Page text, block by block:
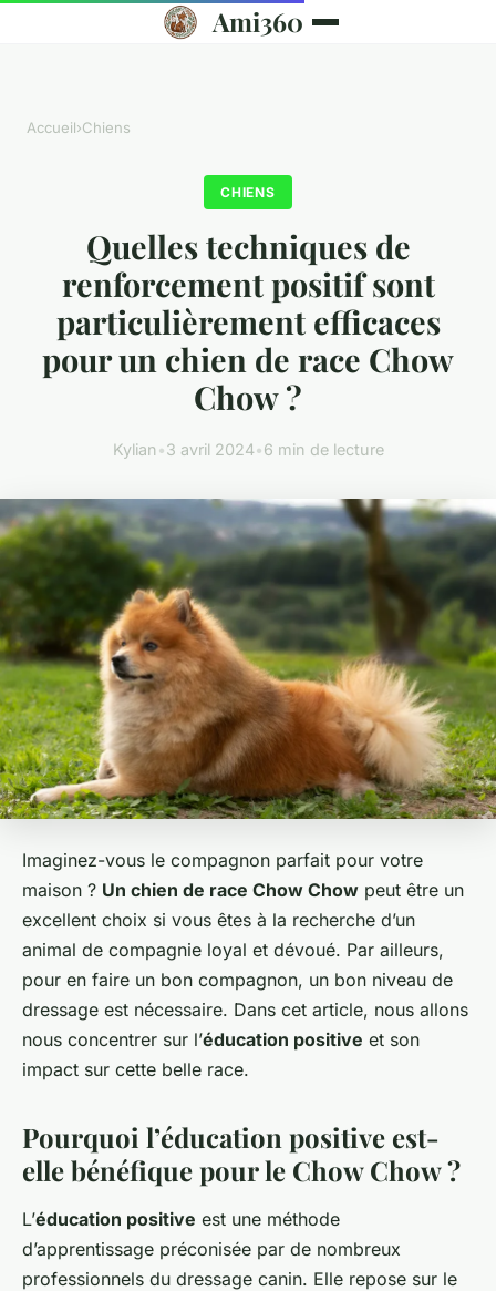
Ami360
Accueil›Chiens
CHIENS
Quelles techniques de
renforcement positif sont
particulièrement efficaces
pour un chien de race Chow
Chow ?
Kylian•3 avril 2024•6 min de lecture
Imaginez-vous le compagnon parfait pour votre
maison ? Un chien de race Chow Chow peut être un
excellent choix si vous êtes à la recherche d’un
animal de compagnie loyal et dévoué. Par ailleurs,
pour en faire un bon compagnon, un bon niveau de
dressage est nécessaire. Dans cet article, nous allons
nous concentrer sur l’éducation positive et son
impact sur cette belle race.
Pourquoi l’éducation positive est-
elle bénéfique pour le Chow Chow ?
L’éducation positive est une méthode
d’apprentissage préconisée par de nombreux
professionnels du dressage canin. Elle repose sur le